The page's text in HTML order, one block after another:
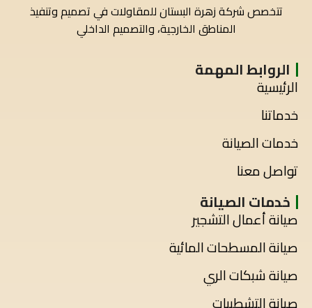
تتخصص شركة زهرة البستان للمقاولات في تصميم وتنفيذ
المناطق الخارجية، والتصميم الداخلي
الروابط المهمة
الرئيسية
خدماتنا
خدمات الصيانة
تواصل معنا
خدمات الصيانة
صيانة أعمال التشجير
صيانة المسطحات المائية
صيانة شبكات الري